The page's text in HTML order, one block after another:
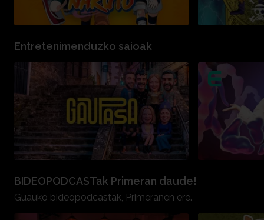
Entretenimenduzko saioak
BIDEOPODCASTak Primeran daude!
Guauko bideopodcastak, Primeranen ere.